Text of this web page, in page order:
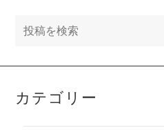
カテゴリー